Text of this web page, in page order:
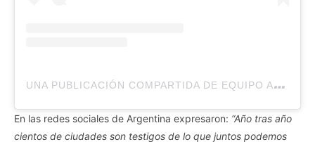
U
NA PUBLICACIÓN COMPARTIDA DE EQUIPO A21 ARGENTINA (@EQUIPOA21ARGENTINA)
En las redes sociales de Argentina expresaron: “Año tras año
cientos de ciudades son testigos de lo que juntos podemos